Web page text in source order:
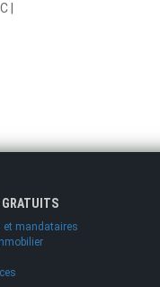
|
GRATUITS
et mandataires